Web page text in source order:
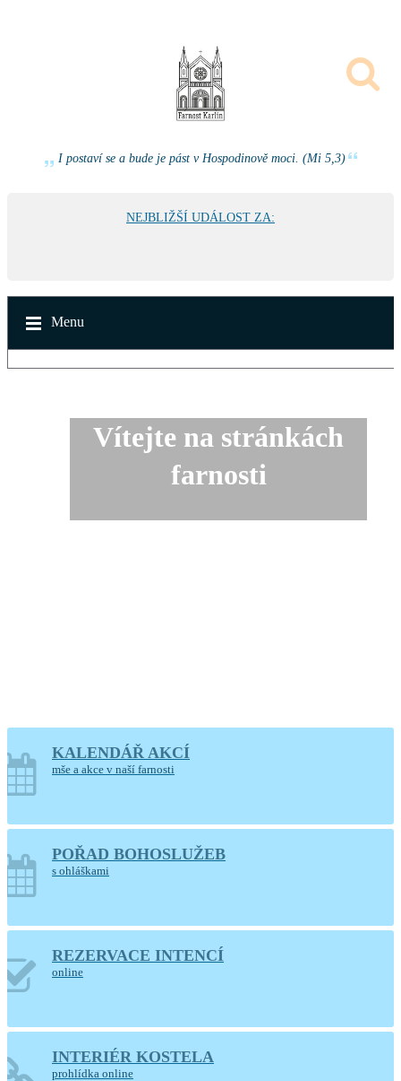
I postaví se a bude je pást v Hospodinově moci. (Mi 5,3)
NEJBLIŽŠÍ UDÁLOST ZA:
Menu
Vítejte na stránkách
farnosti
KALENDÁŘ AKCÍ
mše a akce v naší farnosti
POŘAD BOHOSLUŽEB
s ohláškami
REZERVACE INTENCÍ
online
INTERIÉR KOSTELA
prohlídka online